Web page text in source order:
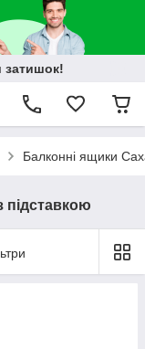
затишок!
Балконні ящики
підставкою